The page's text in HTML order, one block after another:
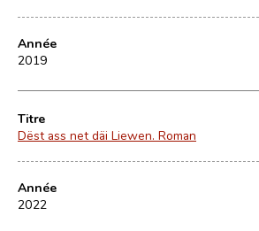
Année
2019
Titre
Dëst ass net däi Liewen. Roman
Année
2022